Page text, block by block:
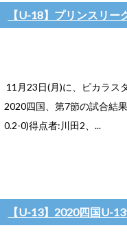
【U-18】プリンスリ
11月23日(月)に、ピカラス
2020四国、第7節の試合結
0.2-0)得点者:川田2、...
【U-13】2020四国U-